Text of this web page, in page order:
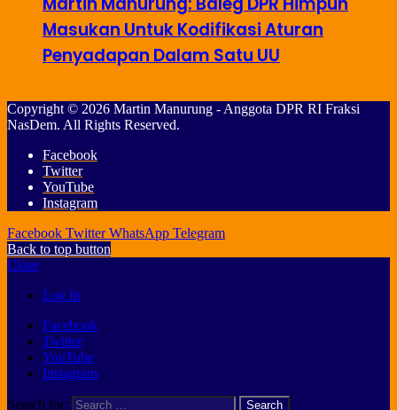
Masukan Untuk Kodifikasi Aturan
Penyadapan Dalam Satu UU
Copyright © 2026 Martin Manurung - Anggota DPR RI Fraksi
NasDem. All Rights Reserved.
Facebook
Twitter
YouTube
Instagram
Facebook Twitter WhatsApp Telegram
Back to top button
Close
Log In
Facebook
Twitter
YouTube
Instagram
Search for: